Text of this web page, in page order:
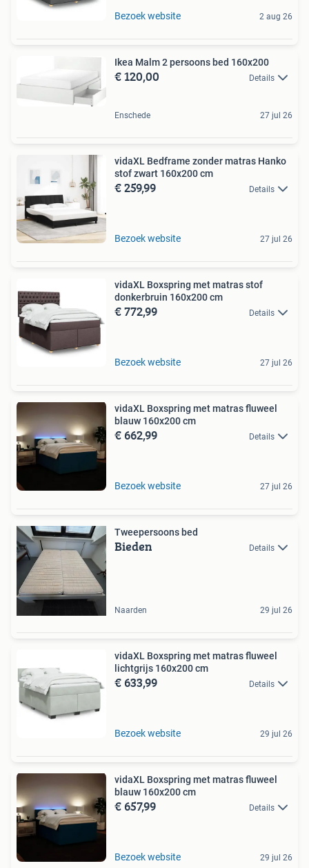
Bezoek website 2 aug 26
Ikea Malm 2 persoons bed 160x200
€ 120,00 Details
Enschede 27 jul 26
vidaXL Bedframe zonder matras Hanko
stof zwart 160x200 cm
€ 259,99 Details
Bezoek website 27 jul 26
vidaXL Boxspring met matras stof
donkerbruin 160x200 cm
€ 772,99 Details
Bezoek website 27 jul 26
vidaXL Boxspring met matras fluweel
blauw 160x200 cm
€ 662,99 Details
Bezoek website 27 jul 26
Tweepersoons bed
Bieden Details
Naarden 29 jul 26
vidaXL Boxspring met matras fluweel
lichtgrijs 160x200 cm
€ 633,99 Details
Bezoek website 29 jul 26
vidaXL Boxspring met matras fluweel
blauw 160x200 cm
€ 657,99 Details
Bezoek website 29 jul 26